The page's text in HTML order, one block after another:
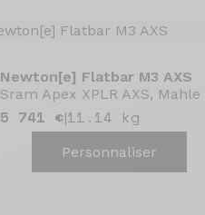
Newton[e] Flatbar M3 AXS
Sram Apex XPLR AXS, Mahle
5 741 €|11.14 kg
Personnaliser